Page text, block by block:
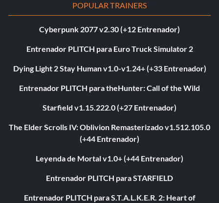
POPULAR TRAINERS
Cyberpunk 2077 v2.30 (+12 Entrenador)
Entrenador PLITCH para Euro Truck Simulator 2
Dying Light 2 Stay Human v1.0-v1.24+ (+33 Entrenador)
Entrenador PLITCH para theHunter: Call of the Wild
Starfield v1.15.222.0 (+27 Entrenador)
The Elder Scrolls IV: Oblivion Remasterizado v1.512.105.0
(+44 Entrenador)
Leyenda de Mortal v1.0+ (+44 Entrenador)
Entrenador PLITCH para STARFIELD
Entrenador PLITCH para S.T.A.L.K.E.R. 2: Heart of